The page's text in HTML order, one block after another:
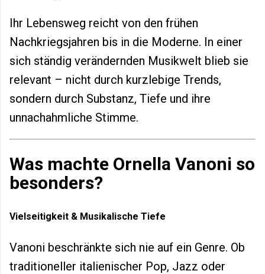
Ihr Lebensweg reicht von den frühen
Nachkriegsjahren bis in die Moderne. In einer
sich ständig verändernden Musikwelt blieb sie
relevant – nicht durch kurzlebige Trends,
sondern durch Substanz, Tiefe und ihre
unnachahmliche Stimme.
Was machte Ornella Vanoni so
besonders?
Vielseitigkeit & Musikalische Tiefe
Vanoni beschränkte sich nie auf ein Genre. Ob
traditioneller italienischer Pop, Jazz oder